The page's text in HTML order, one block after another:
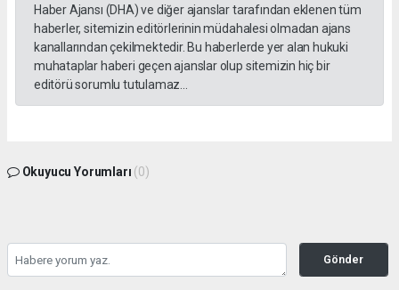
Haber Ajansı (DHA) ve diğer ajanslar tarafından eklenen tüm
haberler, sitemizin editörlerinin müdahalesi olmadan ajans
kanallarından çekilmektedir. Bu haberlerde yer alan hukuki
muhataplar haberi geçen ajanslar olup sitemizin hiç bir
editörü sorumlu tutulamaz...
Okuyucu Yorumları (0)
Gönder